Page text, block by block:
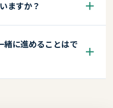
ますか？
緒に進めることはで